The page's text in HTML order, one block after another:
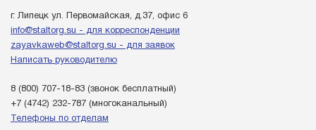
г. Липецк ул. Первомайская, д.37, офис 6
info@staltorg.su - для корреспонденции
zayavkaweb@staltorg.su - для заявок
Написать руководителю
8 (800) 707-18-83 (звонок бесплатный)
+7 (4742) 232-787 (многоканальный)
Телефоны по отделам